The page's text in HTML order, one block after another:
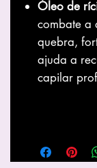
Óleo de
combate a
quebra,
ajuda a
capilar